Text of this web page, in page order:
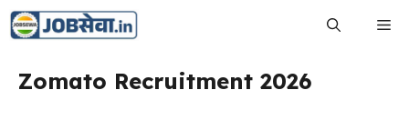
Skip
Zomato Recruitment 2026